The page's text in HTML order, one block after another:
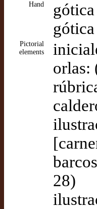
Hand
Pictorial
elements
orlas:
28)